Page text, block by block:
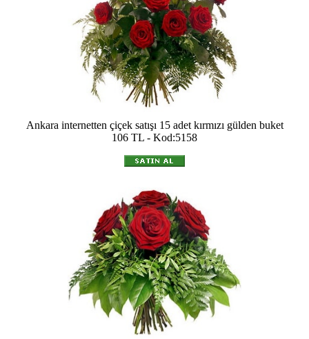
Ankara internetten çiçek satışı 15 adet kırmızı gülden buket
106 TL - Kod:5158